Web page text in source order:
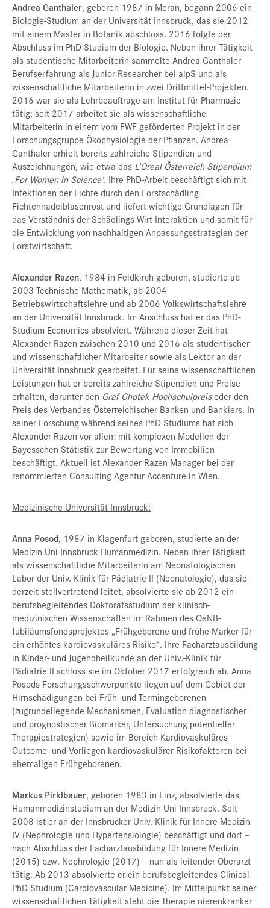
Andrea Ganthaler, geboren 1987 in Meran, begann 2006 ein
Biologie-Studium an der Universität Innsbruck, das sie 2012
mit einem Master in Botanik abschloss. 2016 folgte der
Abschluss im PhD-Studium der Biologie. Neben ihrer Tätigkeit
als studentische Mitarbeiterin sammelte Andrea Ganthaler
Berufserfahrung als Junior Researcher bei alpS und als
wissenschaftliche Mitarbeiterin in zwei Drittmittel-Projekten.
2016 war sie als Lehrbeauftrage am Institut für Pharmazie
tätig; seit 2017 arbeitet sie als wissenschaftliche
Mitarbeiterin in einem vom FWF geförderten Projekt in der
Forschungsgruppe Ökophysiologie der Pflanzen. Andrea
Ganthaler erhielt bereits zahlreiche Stipendien und
Auszeichnungen, wie etwa das L’Oreal Österreich Stipendium
‚For Women in Science‘. Ihre PhD-Arbeit beschäftigt sich mit
Infektionen der Fichte durch den Forstschädling
Fichtennadelblasenrost und liefert wichtige Grundlagen für
das Verständnis der Schädlings-Wirt-Interaktion und somit für
die Entwicklung von nachhaltigen Anpassungsstrategien der
Forstwirtschaft.
Alexander Razen, 1984 in Feldkirch geboren, studierte ab
2003 Technische Mathematik, ab 2004
Betriebswirtschaftslehre und ab 2006 Volkswirtschaftslehre
an der Universität Innsbruck. Im Anschluss hat er das PhD-
Studium Economics absolviert. Während dieser Zeit hat
Alexander Razen zwischen 2010 und 2016 als studentischer
und wissenschaftlicher Mitarbeiter sowie als Lektor an der
Universität Innsbruck gearbeitet. Für seine wissenschaftlichen
Leistungen hat er bereits zahlreiche Stipendien und Preise
erhalten, darunter den Graf Chotek Hochschulpreisoder den
Preis des Verbandes Österreichischer Banken und Bankiers. In
seiner Forschung während seines PhD Studiums hat sich
Alexander Razen vor allem mit komplexen Modellen der
Bayesschen Statistik zur Bewertung von Immobilien
beschäftigt. Aktuell ist Alexander Razen Manager bei der
renommierten Consulting Agentur Accenture in Wien.
Medizinische Universität Innsbruck:
Anna Posod, 1987 in Klagenfurt geboren, studierte an der
Medizin Uni Innsbruck Humanmedizin. Neben ihrer Tätigkeit
als wissenschaftliche Mitarbeiterin am Neonatologischen
Labor der Univ.-Klinik für Pädiatrie II (Neonatologie), das sie
derzeit stellvertretend leitet, absolvierte sie ab 2012 ein
berufsbegleitendes Doktoratsstudium der klinisch-
medizinischen Wissenschaften im Rahmen des OeNB-
Jubiläumsfondsprojektes „Frühgeborene und frühe Marker für
ein erhöhtes kardiovaskuläres Risiko“. Ihre Facharztausbildung
in Kinder- und Jugendheilkunde an der Univ.-Klinik für
Pädiatrie II schloss sie im Oktober 2017 erfolgreich ab. Anna
Posods Forschungsschwerpunkte liegen auf dem Gebiet der
Hirnschädigungen bei Früh- und Termingeborenen
(zugrundeliegende Mechanismen, Evaluation diagnostischer
und prognostischer Biomarker, Untersuchung potentieller
Therapiestrategien) sowie im Bereich Kardiovaskuläres
Outcome und Vorliegen kardiovaskulärer Risikofaktoren bei
ehemaligen Frühgeborenen.
Markus Pirklbauer, geboren 1983 in Linz, absolvierte das
Humanmedizinstudium an der Medizin Uni Innsbruck. Seit
2008 ist er an der Innsbrucker Univ.-Klinik für Innere Medizin
IV (Nephrologie und Hypertensiologie) beschäftigt und dort –
nach Abschluss der Facharztausbildung für Innere Medizin
(2015) bzw. Nephrologie (2017) – nun als leitender Oberarzt
tätig. Ab 2013 absolvierte er ein berufsbegleitendes Clinical
PhD Studium (Cardiovascular Medicine). Im Mittelpunkt seiner
wissenschaftlichen Tätigkeit steht die Therapie nierenkranker